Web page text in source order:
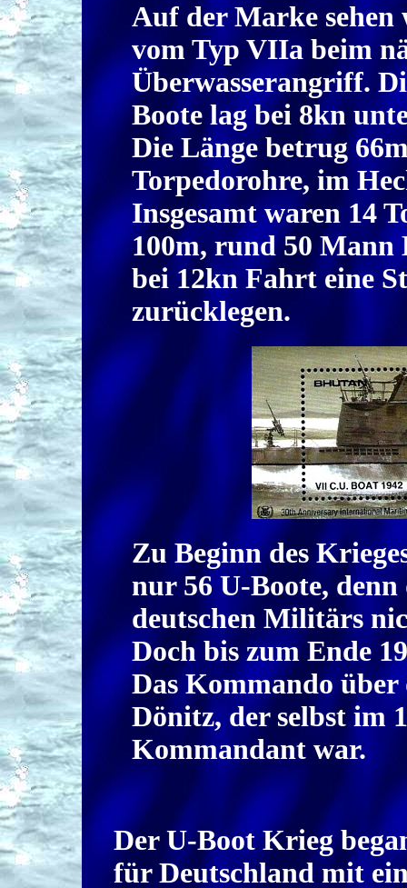
Auf der Marke sehen
vom Typ VIIa beim
Überwasserangriff.
Boote lag bei 8kn
Die Länge betrug
Torpedorohre, im
Insgesamt waren 14
100m, rund 50 Mann
bei 12kn Fahrt eine
zurücklegen.
Zu Beginn des
nur 56 U-Boote,
deutschen Militärs
Doch bis zum Ende
Das Kommando
Dönitz, der selbst im
Kommandant war.
Der U-Boot Krieg
für Deutschland mit